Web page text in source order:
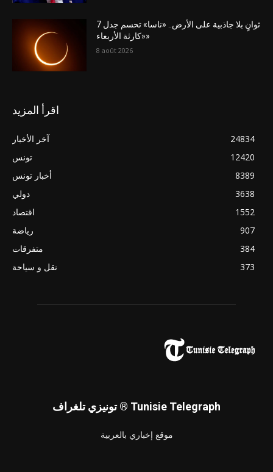
7 ثوانٍ بلا جاذبية على الأرض.. «ناسا» تحسم جدل
«كارثة الأربعاء»
8 août 2026
اقرأ المزيد
آخر الأخبار
24834
تونس
12420
أخبار تونس
8389
دولي
3638
اقتصاد
1552
رياضة
907
متفرقات
384
نقل و سياحة
373
تونيزي تلغراف ® Tunisie Telegraph
موقع إخباري بالعربية